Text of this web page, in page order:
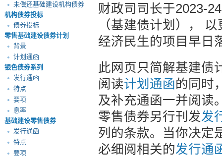
未偿还基础建设机构债券
机构债券投标
债券投标
零售基础建设债券计划
背景
计划通函
银色债券系列
发行通函
特点
要项
息率
基础建设零售债券
发行通函
特点
要项
财政司司长于2023-
（基建债计划），
经济民生的项目早日
此网页只简解基建债
阅读计划通函的同时
及补充通函一并阅读
零售债券另行刊发发
列的条款。当你决定
必细阅相关的发行通